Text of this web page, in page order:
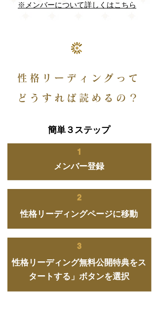
※メンバーについて詳しくはこちら
性格リーディングって
どうすれば読めるの？
簡単３ステップ
1
メンバー登録
2
性格リーディングページに移動
3
性格リーディング無料公開特典をス
タートする」ボタンを選択